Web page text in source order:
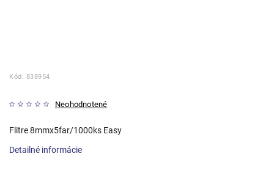
Kód: 838954
Neohodnotené
Flitre 8mmx5far/1000ks Easy
Detailné informácie